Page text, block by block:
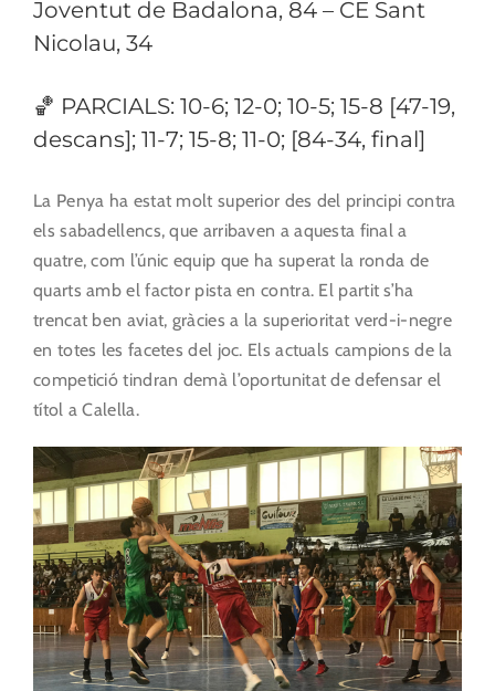
Joventut de Badalona, 84 – CE Sant
Nicolau, 34
🏀 PARCIALS: 10-6; 12-0; 10-5; 15-8 [47-19,
descans]; 11-7; 15-8; 11-0; [84-34, final]
La Penya ha estat molt superior des del principi contra
els sabadellencs, que arribaven a aquesta final a
quatre, com l’únic equip que ha superat la ronda de
quarts amb el factor pista en contra. El partit s’ha
trencat ben aviat, gràcies a la superioritat verd-i-negre
en totes les facetes del joc. Els actuals campions de la
competició tindran demà l’oportunitat de defensar el
títol a Calella.